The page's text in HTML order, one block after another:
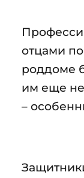
отцами
роддоме
им еще
–